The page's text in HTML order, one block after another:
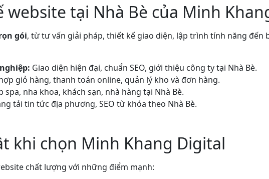
website tại Nhà Bè của Minh
gói, từ tư vấn giải pháp, thiết kế giao diện, lập trình tính năng
Giao diện hiện đại, chuẩn SEO, giới thiệu công ty tại Nhà Bè.
giỏ hàng, thanh toán online, quản lý kho và đơn hàng.
spa, nha khoa, khách sạn, nhà hàng tại Nhà Bè.
tải tin tức địa phương, SEO từ khóa theo Nhà Bè.
khi chọn Minh Khang Digital
chất lượng với những điểm mạnh: